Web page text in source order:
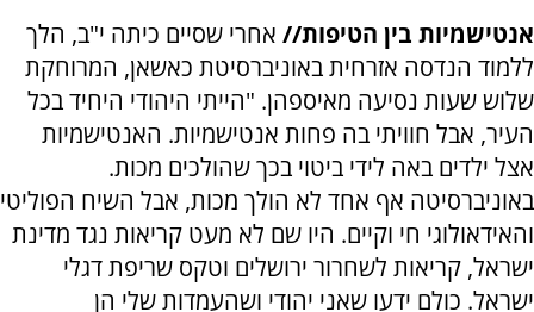
אנטישמיות בין הטיפות// אחרי שסיים כיתה י"ב, הלך
ללמוד הנדסה אזרחית באוניברסיטת כאשאן, המרוחקת
שלוש שעות נסיעה מאיספהן. "הייתי היהודי היחיד בכל
העיר, אבל חוויתי בה פחות אנטישמיות. האנטישמיות
אצל ילדים באה לידי ביטוי בכך שהולכים מכות.
באוניברסיטה אף אחד לא הולך מכות, אבל השיח הפוליטי
והאידאולוגי חי וקיים. היו שם לא מעט קריאות נגד מדינת
ישראל, קריאות לשחרור ירושלים וטקס שריפת דגלי
ישראל. כולם ידעו שאני יהודי ושהעמדות שלי הן